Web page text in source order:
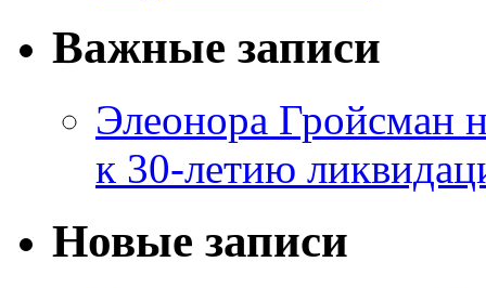
Важные записи
Элеонора Гройсман
к 30-летию
Новые записи